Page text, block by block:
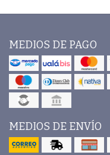
MEDIOS DE PAGO
MEDIOS DE ENVÍO